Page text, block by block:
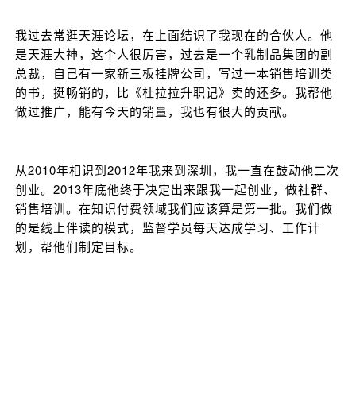
我过去常逛天涯论坛，在上面结识了我现在的合伙人。他
是天涯大神，这个人很厉害，过去是一个乳制品集团的副
总裁，自己有一家新三板挂牌公司，写过一本销售培训类
的书，挺畅销的，比《杜拉拉升职记》卖的还多。我帮他
做过推广，能有今天的销量，我也有很大的贡献。
从2010年相识到2012年我来到深圳，我一直在鼓动他二次
创业。2013年底他终于决定出来跟我一起创业，做社群、
销售培训。在知识付费领域我们应该算是第一批。我们做
的是线上伴读的模式，监督学员每天达成学习、工作计
划，帮他们制定目标。